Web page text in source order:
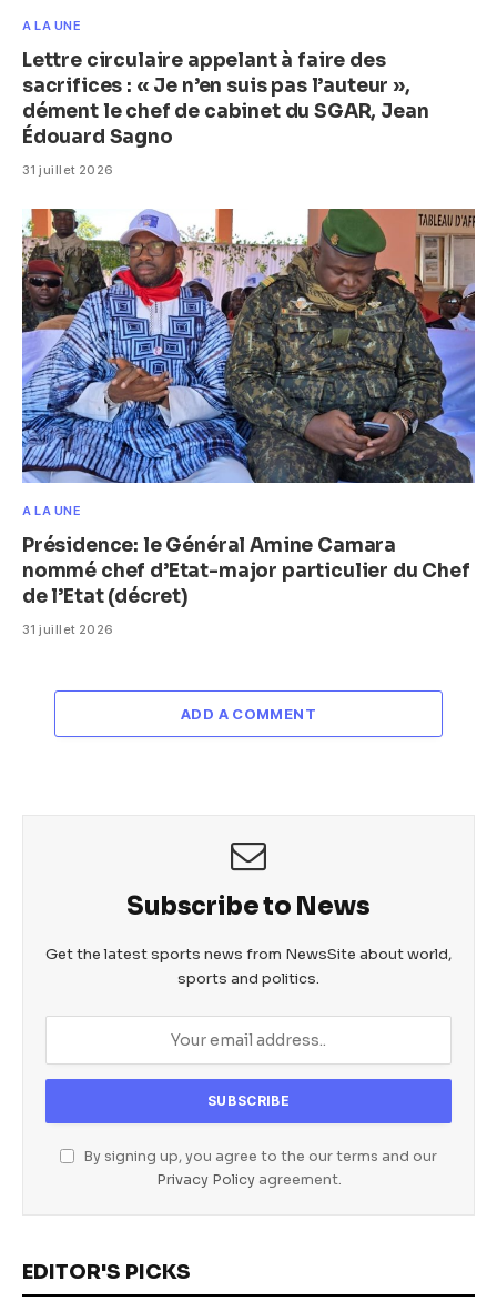
A LA UNE
Lettre circulaire appelant à faire des
sacrifices : « Je n’en suis pas l’auteur »,
dément le chef de cabinet du SGAR, Jean
Édouard Sagno
31 juillet 2026
A LA UNE
Présidence: le Général Amine Camara
nommé chef d’Etat-major particulier du Chef
de l’Etat (décret)
31 juillet 2026
ADD A COMMENT
Subscribe to News
Get the latest sports news from NewsSite about world,
sports and politics.
By signing up, you agree to the our terms and our
Privacy Policyagreement.
EDITOR'S PICKS